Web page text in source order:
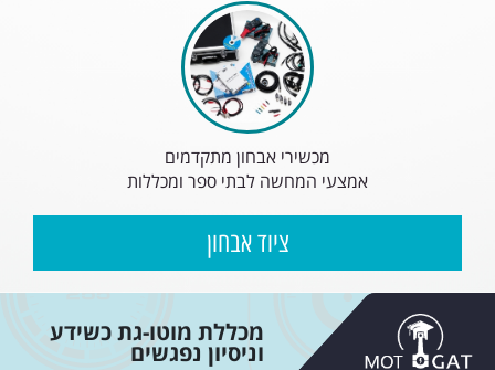
מכשירי אבחון מתקדמים
אמצעי המחשה לבתי ספר ומכללות
ציוד אבחון
מכללת מוטו-גת כשידע
וניסיון נפגשים